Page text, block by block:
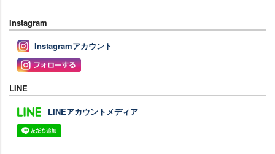
Instagram
Instagramアカウント
LINE
LINEアカウントメディア